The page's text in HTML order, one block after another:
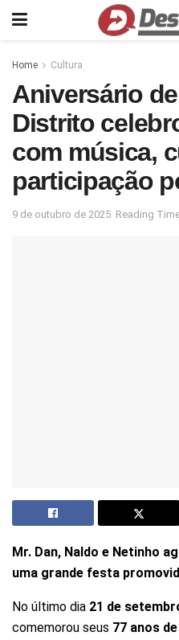
Home Cultura
Aniversário
Distrito
com música,
participação
9 de outubro de 2025 Reading
Mr. Dan, Naldo e Netinho
uma grande festa
No último dia 21 de
comemorou seus 77 anos